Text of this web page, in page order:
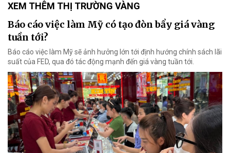
XEM THÊM THỊ TRƯỜNG VÀNG
Báo cáo việc làm Mỹ có tạo đòn bẩy giá vàng
tuần tới?
Báo cáo việc làm Mỹ sẽ ảnh hưởng lớn tới định hướng chính sách lãi
suất của FED, qua đó tác động mạnh đến giá vàng tuần tới.